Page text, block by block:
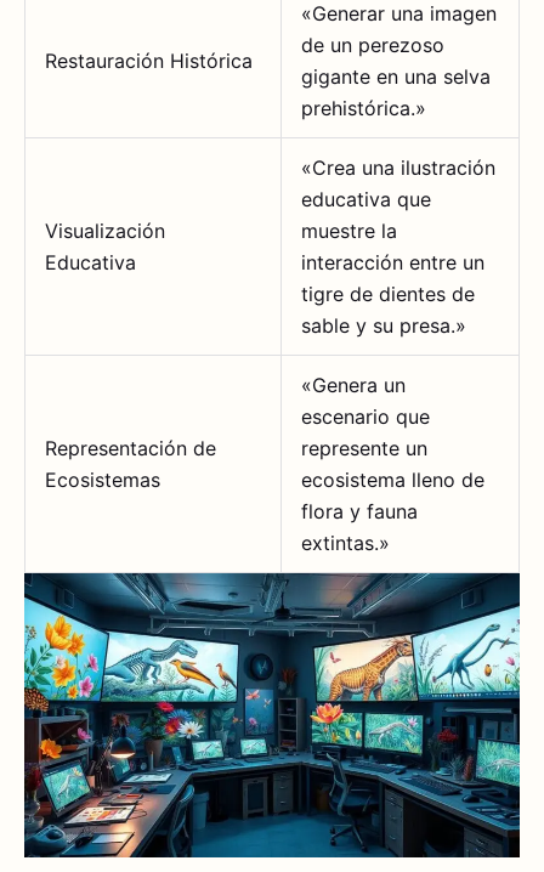
Restauración Histórica
«Generar una imagen
de un perezoso
gigante en una selva
prehistórica.»
Visualización
Educativa
«Crea una ilustración
educativa que
muestre la
interacción entre un
tigre de dientes de
sable y su presa.»
Representación de
Ecosistemas
«Genera un
escenario que
represente un
ecosistema lleno de
flora y fauna
extintas.»